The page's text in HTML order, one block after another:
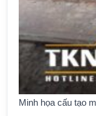
Minh họa cấu tạo